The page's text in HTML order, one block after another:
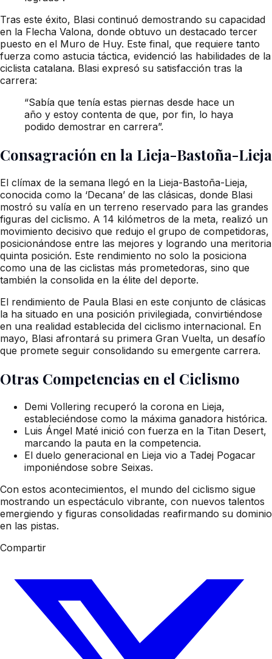
Tras este éxito, Blasi continuó demostrando su capacidad
en la Flecha Valona, donde obtuvo un destacado tercer
puesto en el Muro de Huy. Este final, que requiere tanto
fuerza como astucia táctica, evidenció las habilidades de la
ciclista catalana. Blasi expresó su satisfacción tras la
carrera:
“Sabía que tenía estas piernas desde hace un
año y estoy contenta de que, por fin, lo haya
podido demostrar en carrera”.
Consagración en la Lieja-Bastoña-Lieja
El clímax de la semana llegó en la Lieja-Bastoña-Lieja,
conocida como la ‘Decana’ de las clásicas, donde Blasi
mostró su valía en un terreno reservado para las grandes
figuras del ciclismo. A 14 kilómetros de la meta, realizó un
movimiento decisivo que redujo el grupo de competidoras,
posicionándose entre las mejores y logrando una meritoria
quinta posición. Este rendimiento no solo la posiciona
como una de las ciclistas más prometedoras, sino que
también la consolida en la élite del deporte.
El rendimiento de Paula Blasi en este conjunto de clásicas
la ha situado en una posición privilegiada, convirtiéndose
en una realidad establecida del ciclismo internacional. En
mayo, Blasi afrontará su primera Gran Vuelta, un desafío
que promete seguir consolidando su emergente carrera.
Otras Competencias en el Ciclismo
Demi Vollering recuperó la corona en Lieja,
estableciéndose como la máxima ganadora histórica.
Luis Ángel Maté inició con fuerza en la Titan Desert,
marcando la pauta en la competencia.
El duelo generacional en Lieja vio a Tadej Pogacar
imponiéndose sobre Seixas.
Con estos acontecimientos, el mundo del ciclismo sigue
mostrando un espectáculo vibrante, con nuevos talentos
emergiendo y figuras consolidadas reafirmando su dominio
en las pistas.
Compartir